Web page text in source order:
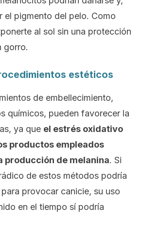
el pigmento del pelo. Como
al sol sin una protección
gorro.
estéticos
de embellecimiento,
químicos, pueden favorecer la
ya que el estrés oxidativo
productos empleados
producción de melanina. Si
de estos métodos podría
provocar canicie, su uso
en el tiempo sí podría